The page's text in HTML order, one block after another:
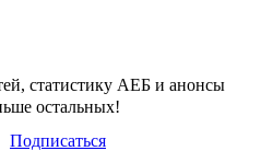
статистику АЕБ и анонсы
остальных!
Подписаться